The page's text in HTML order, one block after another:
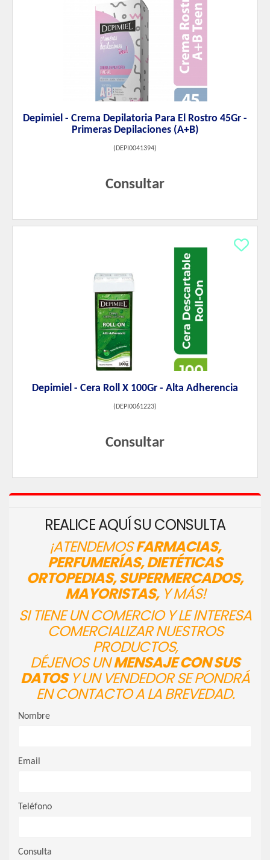
Depimiel - Crema Depilatoria Para El Rostro 45Gr -
Primeras Depilaciones (A+B)
( DEPI0041394)
Consultar
Depimiel - Cera Roll X 100Gr - Alta Adherencia
( DEPI0061223)
Consultar
REALICE AQUÍ SU CONSULTA
¡ATENDEMOSFARMACIAS,
PERFUMERÍAS, DIETÉTICAS
ORTOPEDIAS, SUPERMERCADOS,
MAYORISTAS,Y MÁS!
SI TIENE UN COMERCIO Y LE INTERESA
COMERCIALIZAR NUESTROS
PRODUCTOS,
DÉJENOS UNMENSAJE CON SUS
DATOSY UN VENDEDOR SE PONDRÁ
EN CONTACTO A LA BREVEDAD.
Nombre
Email
Teléfono
Consulta